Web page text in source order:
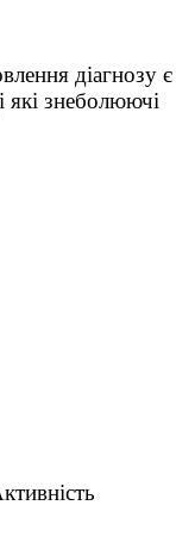
діагнозу є
які знеболюючі